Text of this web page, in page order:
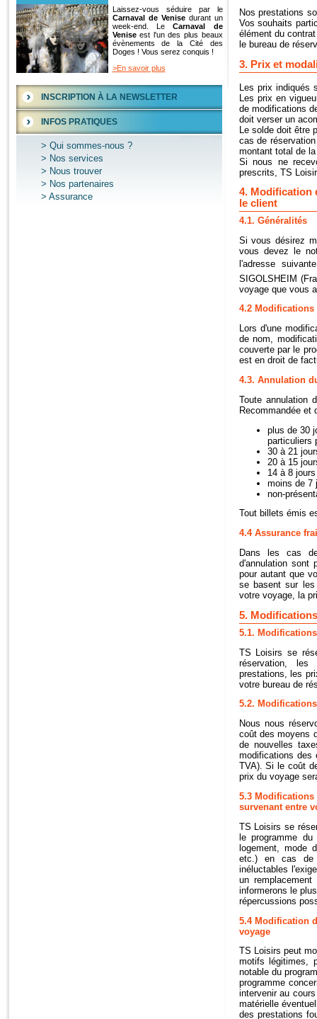
Laissez-vous séduire par le
Carnaval de Venisedurant un
week-end. LeCarnaval de
Veniseest l'un des plus beaux
évènements de la Cité des
Doges ! Vous serez conquis !
>En savoir plus
INSCRIPTION À LA NEWSLETTER
INFOS PRATIQUES
Qui sommes-nous ?
Nos services
Nous trouver
Nos partenaires
Assurance
Nos prestations
Vos souhaits
élément du
le bureau de
3. Prix et
Les prix indiqués
Les prix en
de modifications
doit verser un
Le solde doit être
cas de
montant total de
Si nous ne
prescrits, TS
4. Modification
le client
4.1. Généralités
Si vous désirez
vous devez le
l'adresse
SIGOLSHEIM
voyage que vous
4.2
Lors d'une
de nom,
couverte par le
est en droit de
4.3. Annulation
Toute annulation
Recommandée et
plus de 30
particuliers
30 à 21
20 à 15
14 à 8
moins de 7
non-
Tout billets émis
4.4 Assurance
Dans les cas
d'annulation sont
pour autant que
se basent sur
votre voyage, la
5.
5.1.
TS Loisirs se
réservation,
prestations, les
votre bureau de
5.2.
Nous nous
coût des moyens
de nouvelles
modifications des
TVA). Si le coût
prix du voyage
5.3
survenant entre
TS Loisirs se
le programme
logement, mode
etc.) en cas de
inéluctables
un
informerons le
répercussions
5.4 Modification
voyage
TS Loisirs peut
motifs légitimes,
notable du
programme
intervenir au
matérielle
des prestations